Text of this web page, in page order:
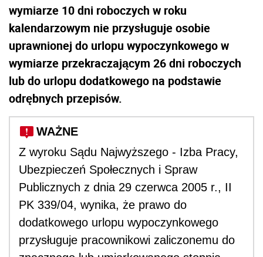
wymiarze 10 dni roboczych w roku
kalendarzowym nie przysługuje osobie
uprawnionej do urlopu wypoczynkowego w
wymiarze przekraczającym 26 dni roboczych
lub do urlopu dodatkowego na podstawie
odrębnych przepisów.
WAŻNE
Z wyroku Sądu Najwyższego - Izba Pracy,
Ubezpieczeń Społecznych i Spraw
Publicznych z dnia 29 czerwca 2005 r., II
PK 339/04, wynika, że prawo do
dodatkowego urlopu wypoczynkowego
przysługuje pracownikowi zaliczonemu do